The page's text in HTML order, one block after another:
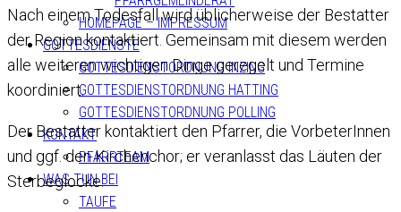
HOMEPAGE – IMPRESSUM
GOTTESDIENSTE
GOTTESDIENSTORDNUNG INZING
GOTTESDIENSTORDNUNG HATTING
GOTTESDIENSTORDNUNG POLLING
KONTAKT
PFARRTEAM
WAS TUN BEI
TAUFE
Nach einem Todesfall wird üblicherweise der Bestatter
der Region kontaktiert. Gemeinsam mit diesem werden
alle weiteren wichtigen Dinge geregelt und Termine
koordiniert.
Der Bestatter kontaktiert den Pfarrer, die VorbeterInnen
und ggf. den Kirchenchor; er veranlasst das Läuten der
Sterbeglocke.